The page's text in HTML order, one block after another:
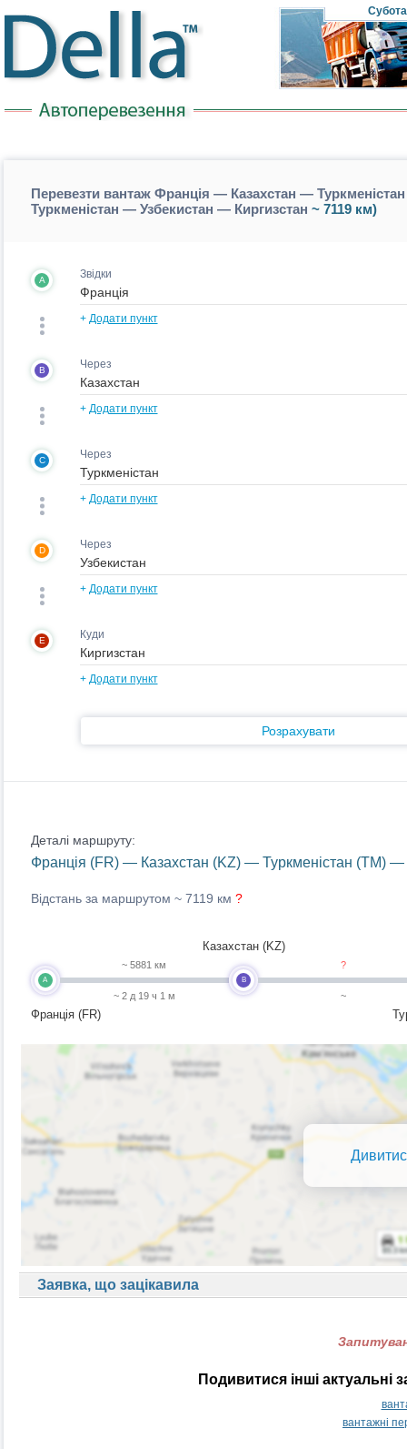
Субота
Перевезти вантаж Франція — Казахстан —
Туркменістан — Узбекистан — Киргизстан ~ 7119 км)
A Звідки
+ Додати пункт
B Через
+ Додати пункт
C Через
+ Додати пункт
D Через
+ Додати пункт
E Куди
+ Додати пункт
Розрахувати
Деталі маршруту:
Франція (FR) — Казахстан (KZ) — Туркменістан (TM) —
Відстань за маршрутом ~ 7119 км ?
A
Франція (FR)
~ 5881 км
~ 2 д 19 ч 1 м
B
Казахстан (KZ)
?
~
Заявка, що зацікавила
Подивитися інші
вантажні